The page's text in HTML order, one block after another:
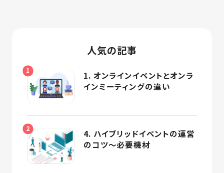
人気の記事
1. オンラインイベントとオンラ
インミーティングの違い
4. ハイブリッドイベントの運営
のコツ～必要機材